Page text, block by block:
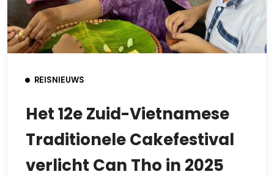
REISNIEUWS
Het 12e Zuid-Vietnamese
Traditionele Cakefestival
verlicht Can Tho in 2025